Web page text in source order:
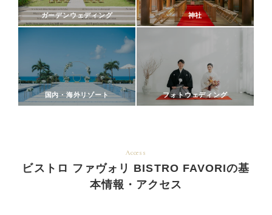
ガーデンウェディング 神社
国内・海外リゾート フォトウェディング
Access
ビストロ ファヴォリ BISTRO FAVORIの基
本情報・アクセス